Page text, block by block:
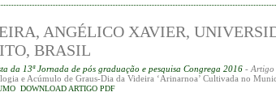
ANGÉLICO XAVIER,
BRASIL
da 13ª Jornada de pós graduação e pesquisa Congrega 2016 - Artigo
e Acúmulo de Graus-Dia da Videira ‘Arinarnoa’ Cultivada no
DOWNLOAD ARTIGO PDF